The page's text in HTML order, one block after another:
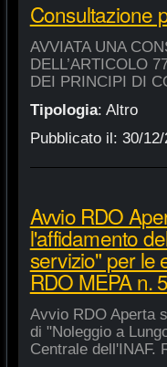
Consultazione
AVVIATA UNA
DELL’ARTICOLO
DEI PRINCIPI DI
Tipologia: Altro
Pubblicato il: 30/
Avvio RDO
l'affidamento
servizio" per le
RDO MEPA n.
Avvio RDO Aperta
di "Noleggio a
Centrale dell'INAF.